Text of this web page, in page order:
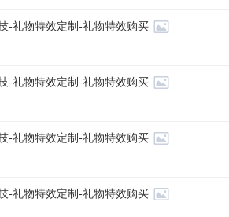
-礼物特效定制-礼物特效购买
-礼物特效定制-礼物特效购买
-礼物特效定制-礼物特效购买
-礼物特效定制-礼物特效购买